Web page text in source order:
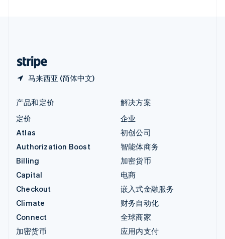
马来西亚 (简体中文)
产品和定价
定价
Atlas
Authorization Boost
Billing
Capital
Checkout
Climate
Connect
加密货币
解决方案
企业
初创公司
智能体商务
加密货币
电商
嵌入式金融服务
财务自动化
全球商家
应用内支付